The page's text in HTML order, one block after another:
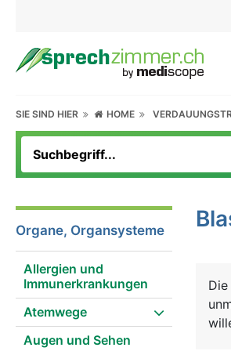
SIE SIND HIER HOME
Organe, Organsysteme
Allergien und
Immunerkrankungen
Atemwege
Augen und Sehen